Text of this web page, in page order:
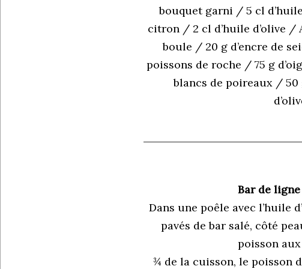
bouquet garni / 5 cl
citron / 2 cl d’huile d’olive
boule / 20 g d’encre de
poissons de roche / 75 g
blancs de poireaux /
Bar de ligne
Dans une poêle avec l’huile
pavés de bar salé, côté
poisson aux
¾ de la cuisson, le poisson